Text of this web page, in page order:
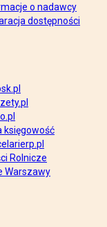
o nadawcy
dostępności
księgowość
Rolnicze
Warszawy